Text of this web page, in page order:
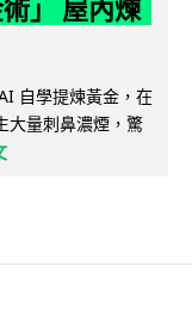
」 屋內煉
自學提煉黃金，在
大量刺鼻濃煙，驚